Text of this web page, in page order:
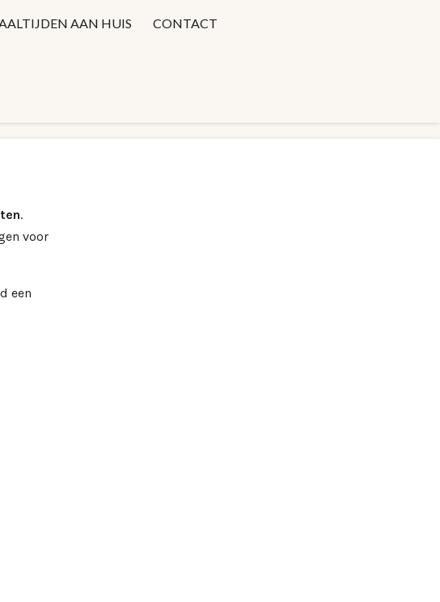
AAN HUIS CONTACT
.
voor
een